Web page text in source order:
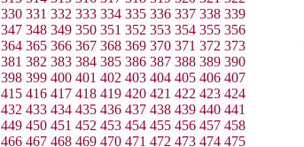
330 331 332 333 334 335 336 337 338 339
347 348 349 350 351 352 353 354 355 356
364 365 366 367 368 369 370 371 372 373
381 382 383 384 385 386 387 388 389 390
398 399 400 401 402 403 404 405 406 407
415 416 417 418 419 420 421 422 423 424
432 433 434 435 436 437 438 439 440 441
449 450 451 452 453 454 455 456 457 458
466 467 468 469 470 471 472 473 474 475